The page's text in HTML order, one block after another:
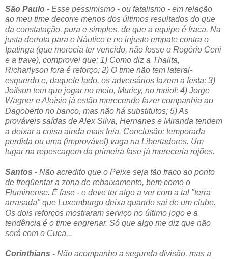
São Paulo - Esse pessimismo - ou fatalismo - em relação
ao meu time decorre menos dos últimos resultados do que
da constatação, pura e simples, de que a equipe é fraca. Na
justa derrota para o Náutico e no injusto empate contra o
Ipatinga (que merecia ter vencido, não fosse o Rogério Ceni
e a trave), comprovei que: 1) Como diz a Thalita,
Richarlyson fora é reforço; 2) O time não tem lateral-
esquerdo e, daquele lado, os adversários fazem a festa; 3)
Joílson tem que jogar no meio, Muricy, no meio!; 4) Jorge
Wagner e Aloísio já estão merecendo fazer companhia ao
Dagoberto no banco, mas não há substitutos; 5) As
prováveis saídas de Alex Silva, Hernanes e Miranda tendem
a deixar a coisa ainda mais feia. Conclusão: temporada
perdida ou uma (improvável) vaga na Libertadores. Um
lugar na repescagem da primeira fase já mereceria rojões.
Santos - Não acredito que o Peixe seja tão fraco ao ponto
de freqüentar a zona de rebaixamento, bem como o
Fluminense. É fase - e deve ter algo a ver com a tal "terra
arrasada" que Luxemburgo deixa quando sai de um clube.
Os dois reforços mostraram serviço no último jogo e a
tendência é o time engrenar. Só que algo me diz que não
será com o Cuca...
Corinthians - Não acompanho a segunda divisão, mas a